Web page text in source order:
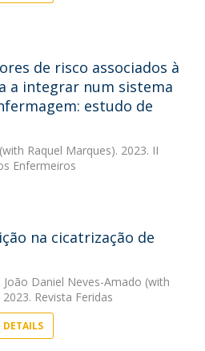
de risco associados à
a integrar num sistema
estudo de
(with Raquel Marques). 2023. II
Enfermeiros
na cicatrização de
João Daniel Neves-Amado (with
Revista Feridas